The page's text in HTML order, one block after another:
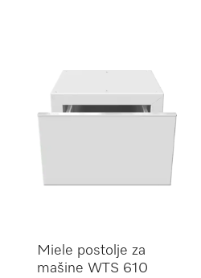
Miele postolje za
mašine WTS 610